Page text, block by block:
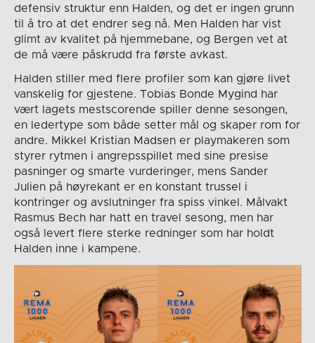
defensiv struktur enn Halden, og det er ingen grunn
til å tro at det endrer seg nå. Men Halden har vist
glimt av kvalitet på hjemmebane, og Bergen vet at
de må være påskrudd fra første avkast.
Halden stiller med flere profiler som kan gjøre livet
vanskelig for gjestene. Tobias Bonde Mygind har
vært lagets mestscorende spiller denne sesongen,
en ledertype som både setter mål og skaper rom for
andre. Mikkel Kristian Madsen er playmakeren som
styrer rytmen i angrepsspillet med sine presise
pasninger og smarte vurderinger, mens Sander
Julien på høyrekant er en konstant trussel i
kontringer og avslutninger fra spiss vinkel. Målvakt
Rasmus Bech har hatt en travel sesong, men har
også levert flere sterke redninger som har holdt
Halden inne i kampene.